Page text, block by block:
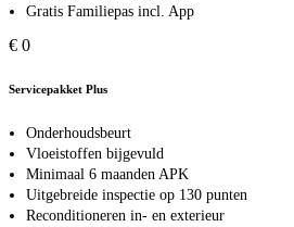
Gratis Familiepas incl. App
€ 0
Servicepakket Plus
Onderhoudsbeurt
Vloeistoffen bijgevuld
Minimaal 6 maanden APK
Uitgebreide inspectie op 130 punten
Reconditioneren in- en exterieur